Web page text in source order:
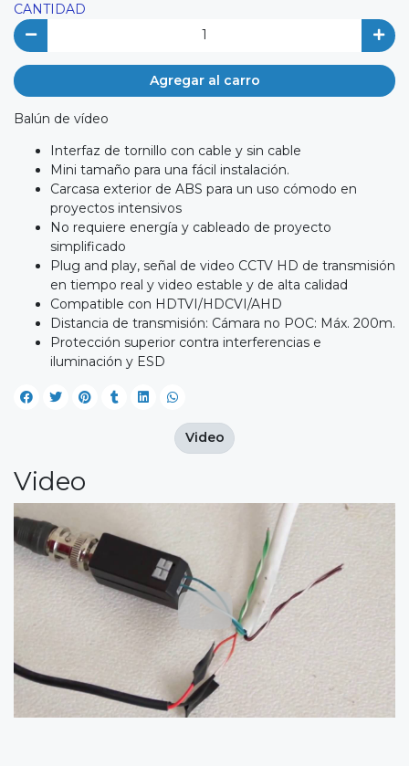
CANTIDAD
Agregar al carro
Balún de vídeo
Interfaz de tornillo con cable y sin cable
Mini tamaño para una fácil instalación.
Carcasa exterior de ABS para un uso cómodo en
proyectos intensivos
No requiere energía y cableado de proyecto
simplificado
Plug and play, señal de video CCTV HD de transmisión
en tiempo real y video estable y de alta calidad
Compatible con HDTVI/HDCVI/AHD
Distancia de transmisión: Cámara no POC: Máx. 200m.
Protección superior contra interferencias e
iluminación y ESD
Video
Video